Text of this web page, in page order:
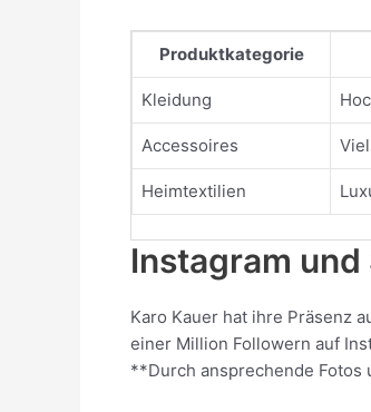
Produktkategorie
Kleidung
Accessoires
Heimtextilien
Instagram und
Karo Kauer hat ihre Präsenz
einer Million Followern auf
**Durch ansprechende Fotos